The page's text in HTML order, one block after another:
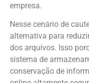
empresa.
Nesse cenário de
alternativa para
dos arquivos. Isso
sistema de
conservação de